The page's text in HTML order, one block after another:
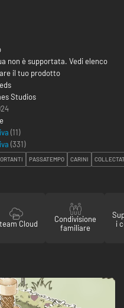
non è supportata. Vedi elenco
il tuo prodotto
Studios
(11)
(331)
PASSATEMPO CARINI
Cloud
Condivisione
familiare
i